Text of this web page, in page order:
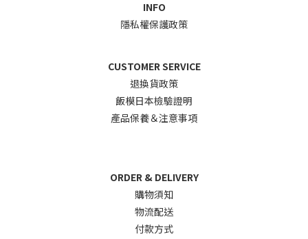
INFO
隱私權保護政策
CUSTOMER SERVICE
退換貨政策
飯模日本檢驗證明
產品保養＆注意事項
ORDER & DELIVERY
購物須知
物流配送
付款方式